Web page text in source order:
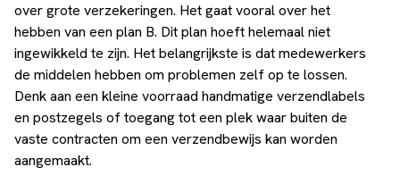
over grote verzekeringen. Het gaat vooral over het
hebben van een plan B. Dit plan hoeft helemaal niet
ingewikkeld te zijn. Het belangrijkste is dat medewerkers
de middelen hebben om problemen zelf op te lossen.
Denk aan een kleine voorraad handmatige verzendlabels
en postzegels of toegang tot een plek waar buiten de
vaste contracten om een verzendbewijs kan worden
aangemaakt.